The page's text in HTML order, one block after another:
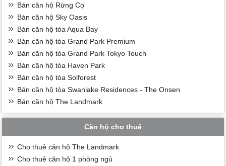
Bán căn hộ Rừng Cọ
Bán căn hộ Sky Oasis
Bán căn hộ tòa Aqua Bay
Bán căn hộ tòa Grand Park Premium
Bán căn hộ tòa Grand Park Tokyo Touch
Bán căn hộ tòa Haven Park
Bán căn hộ tòa Solforest
Bán căn hộ tòa Swanlake Residences - The Onsen
Bán căn hộ The Landmark
Căn hộ cho thuê
Cho thuê căn hộ The Landmark
Cho thuê căn hộ 1 phòng ngủ